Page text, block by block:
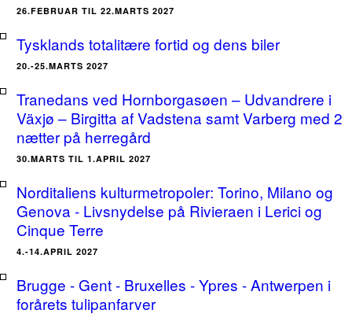
26.FEBRUAR TIL 22.MARTS 2027
Tysklands totalitære fortid og dens biler
20.-25.MARTS 2027
Tranedans ved Hornborgasøen – Udvandrere i
Växjø – Birgitta af Vadstena samt Varberg med 2
nætter på herregård
30.MARTS TIL 1.APRIL 2027
Norditaliens kulturmetropoler: Torino, Milano og
Genova - Livsnydelse på Rivieraen i Lerici og
Cinque Terre
4.-14.APRIL 2027
Brugge - Gent - Bruxelles - Ypres - Antwerpen i
forårets tulipanfarver